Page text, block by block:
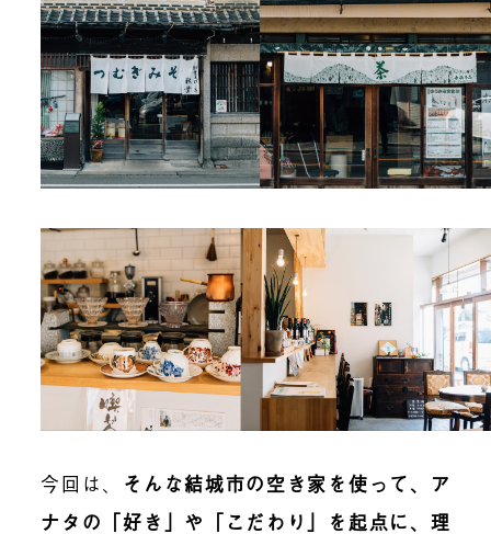
今回は、 そんな結城市の空き家を使って、ア
ナタの「好き」や「こだわり」を起点に、理